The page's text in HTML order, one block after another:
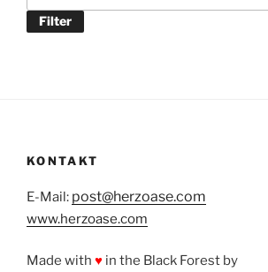
Preis
Filter
KONTAKT
E-Mail: post@herzoase.com
www.herzoase.com
Made with ♥ in the Black Forest by